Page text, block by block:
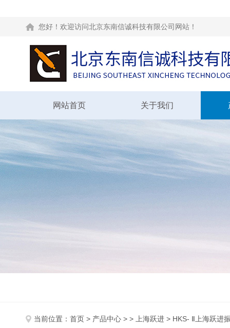
您好！欢迎访问北京东南信诚科技有限公司网站！
网站首页 关于我们
当前位置： 首页 > 产品中心 > > 上海跃进 > HKS- Ⅱ上海跃进